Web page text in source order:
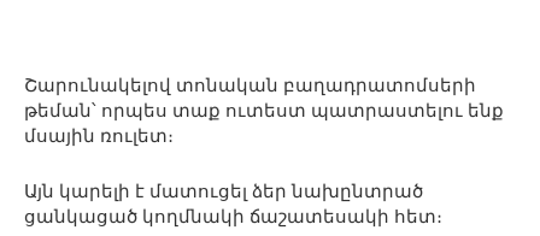
Շարունակելով տոնական բաղադրատոմսերի
թեման՝ որպես տաք ուտեստ պատրաստելու ենք
մսային ռուլետ։
Այն կարելի է մատուցել ձեր նախընտրած
ցանկացած կողմնակի ճաշատեսակի հետ։